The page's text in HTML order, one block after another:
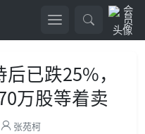
已跌25%，
万股等着卖
张苑柯